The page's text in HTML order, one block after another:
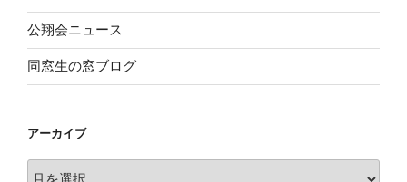
公翔会ニュース
同窓生の窓ブログ
アーカイブ